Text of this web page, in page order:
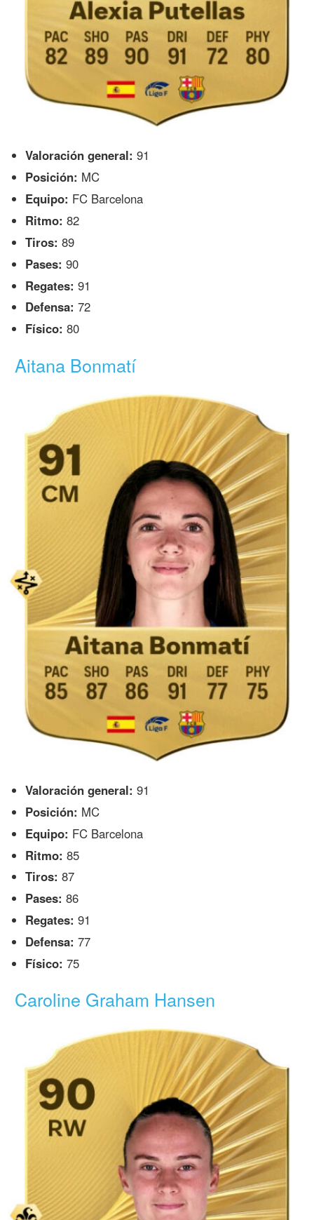
Valoración general: 91
Posición: MC
Equipo: FC Barcelona
Ritmo: 82
Tiros: 89
Pases: 90
Regates: 91
Defensa: 72
Físico: 80
Aitana Bonmatí
Valoración general: 91
Posición: MC
Equipo: FC Barcelona
Ritmo: 85
Tiros: 87
Pases: 86
Regates: 91
Defensa: 77
Físico: 75
Caroline Graham Hansen